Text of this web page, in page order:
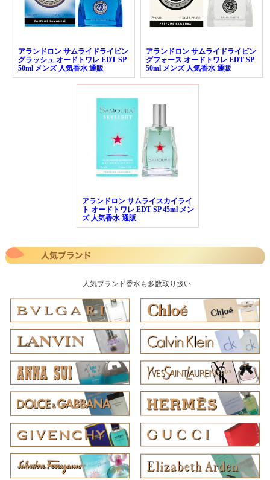
アランドロン サムライドライビン
グラッシュ オードトワレ EDT SP
50ml メンズ 人気香水 通販
アランドロン サムライドライビン
グフォース オードトワレ EDT SP
50ml メンズ 人気香水 通販
アランドロン サムライスカイライ
ト オードトワレ EDT SP 45ml メン
ズ 人気香水 通販
人気ブランド香水も多数取り扱い